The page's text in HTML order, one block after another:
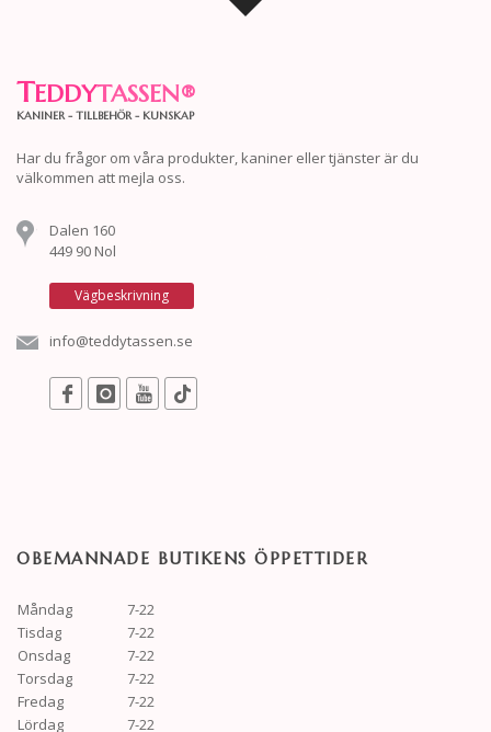
TEDDYTASSEN®
KANINER - TILLBEHÖR - KUNSKAP
Har du frågor om våra produkter, kaniner eller tjänster är du
välkommen att mejla oss.
Dalen 160
449 90 Nol
Vägbeskrivning
info@teddytassen.se
OBEMANNADE BUTIKENS ÖPPETTIDER
Måndag
7-22
Tisdag
7-22
Onsdag
7-22
Torsdag
7-22
Fredag
7-22
Lördag
7-22